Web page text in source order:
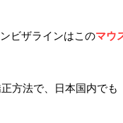
ビザラインはこのマウ
方法で、日本国内でも